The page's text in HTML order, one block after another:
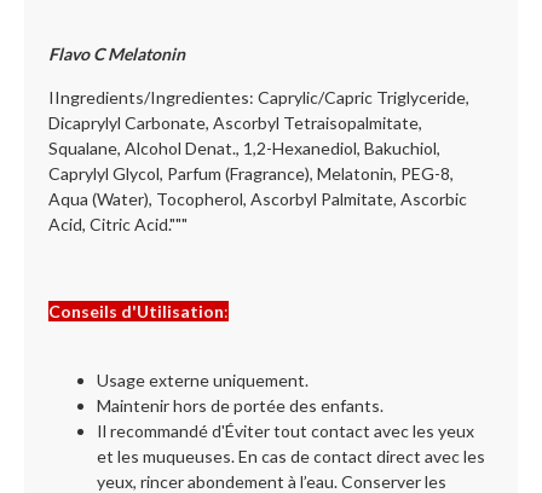
Flavo C Melatonin
IIngredients/Ingredientes: Caprylic/Capric Triglyceride,
Dicaprylyl Carbonate, Ascorbyl Tetraisopalmitate,
Squalane, Alcohol Denat., 1,2-Hexanediol, Bakuchiol,
Caprylyl Glycol, Parfum (Fragrance), Melatonin, PEG-8,
Aqua (Water), Tocopherol, Ascorbyl Palmitate, Ascorbic
Acid, Citric Acid."""
Conseils d'Utilisation:
Usage externe uniquement.
Maintenir hors de portée des enfants.
Il recommandé d'Éviter tout contact avec les yeux
et les muqueuses. En cas de contact direct avec les
yeux, rincer abondement à l’eau. Conserver les